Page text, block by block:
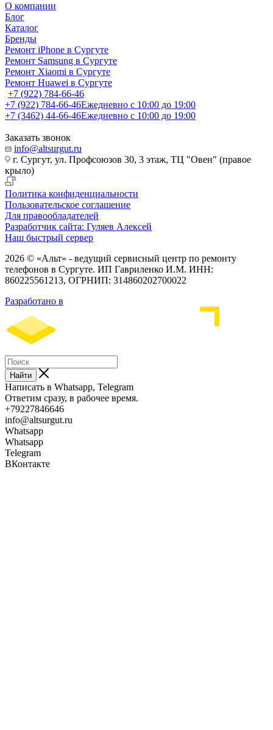
О компании
Блог
Каталог
Бренды
Ремонт iPhone в Сургуте
Ремонт Samsung в Сургуте
Ремонт Xiaomi в Сургуте
Ремонт Huawei в Сургуте
+7 (922) 784-66-46
+7 (922) 784-66-46Ежедневно с 10:00 до 19:00
+7 (3462) 44-66-46Ежедневно с 10:00 до 19:00
Заказать звонок
info@altsurgut.ru
г. Сургут, ул. Профсоюзов 30, 3 этаж, ТЦ "Овен" (правое
крыло)
Политика конфиденциальности
Пользовательское соглашение
Для правообладателей
Разработчик сайта: Гуляев Алексей
Наш быстрый сервер
2026 © «Альт» - ведущий сервисный центр по ремонту
телефонов в Сургуте. ИП Гавриленко И.М. ИНН:
860225561213, ОГРНИП: 314860202700022
Разработано в
Найти
Написать в Whatsapp, Telegram
Ответим сразу, в рабочее время.
+79227846646
info@altsurgut.ru
Whatsapp
Whatsapp
Telegram
ВКонтакте